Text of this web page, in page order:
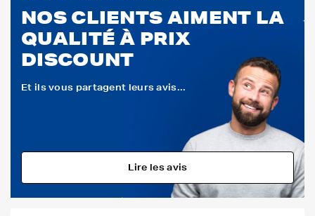
NOS CLIENTS AIMENT LA
QUALITÉ À PRIX
DISCOUNT
Et ils vous partagent leurs avis...
Lire les avis